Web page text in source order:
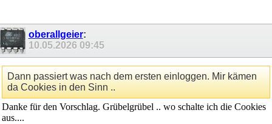
oberallgeier:
10.05.2026 09:45
Dann passiert was nach dem ersten einloggen. Mir kämen
da Cookies in den Sinn ..
Danke für den Vorschlag. Grübelgrübel .. wo schalte ich die Cookies
aus....